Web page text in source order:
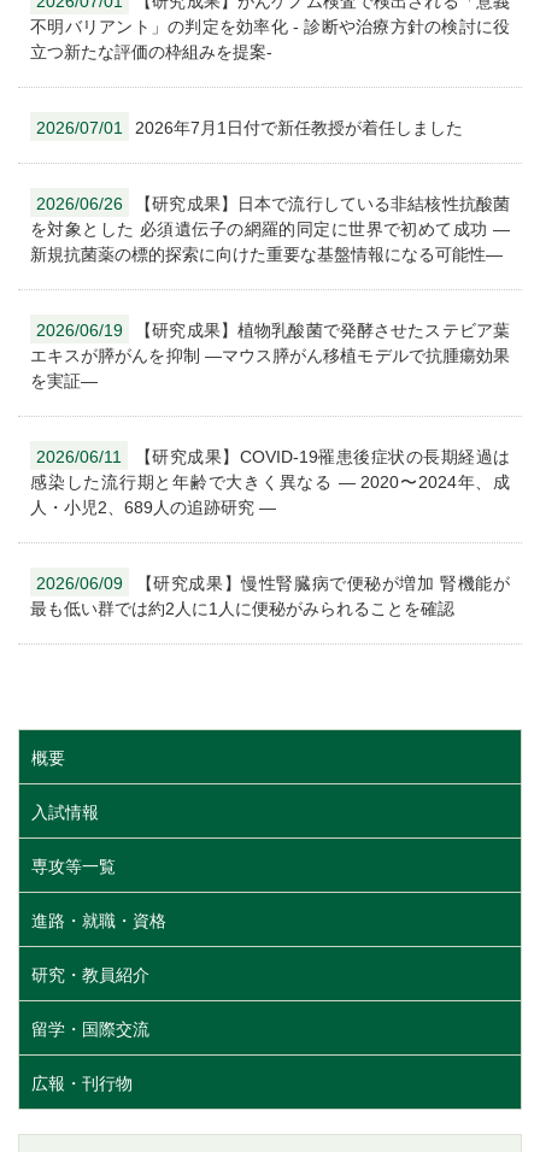
不明バリアント」の判定を効率化 - 診断や治療方針の検討に役
立つ新たな評価の枠組みを提案-
2026/07/01 2026年7月1日付で新任教授が着任しました
2026/06/26
【研究成果】日本で流行している非結核性抗酸菌
を対象とした 必須遺伝子の網羅的同定に世界で初めて成功 ―
新規抗菌薬の標的探索に向けた重要な基盤情報になる可能性―
2026/06/19
【研究成果】植物乳酸菌で発酵させたステビア葉
エキスが膵がんを抑制 ―マウス膵がん移植モデルで抗腫瘍効果
を実証―
2026/06/11
【研究成果】COVID-19罹患後症状の長期経過は
感染した流行期と年齢で大きく異なる ― 2020〜2024年、成
人・小児2、689人の追跡研究 ―
2026/06/09
【研究成果】慢性腎臓病で便秘が増加 腎機能が
最も低い群では約2人に1人に便秘がみられることを確認
概要
入試情報
専攻等一覧
進路・就職・資格
研究・教員紹介
留学・国際交流
広報・刊行物